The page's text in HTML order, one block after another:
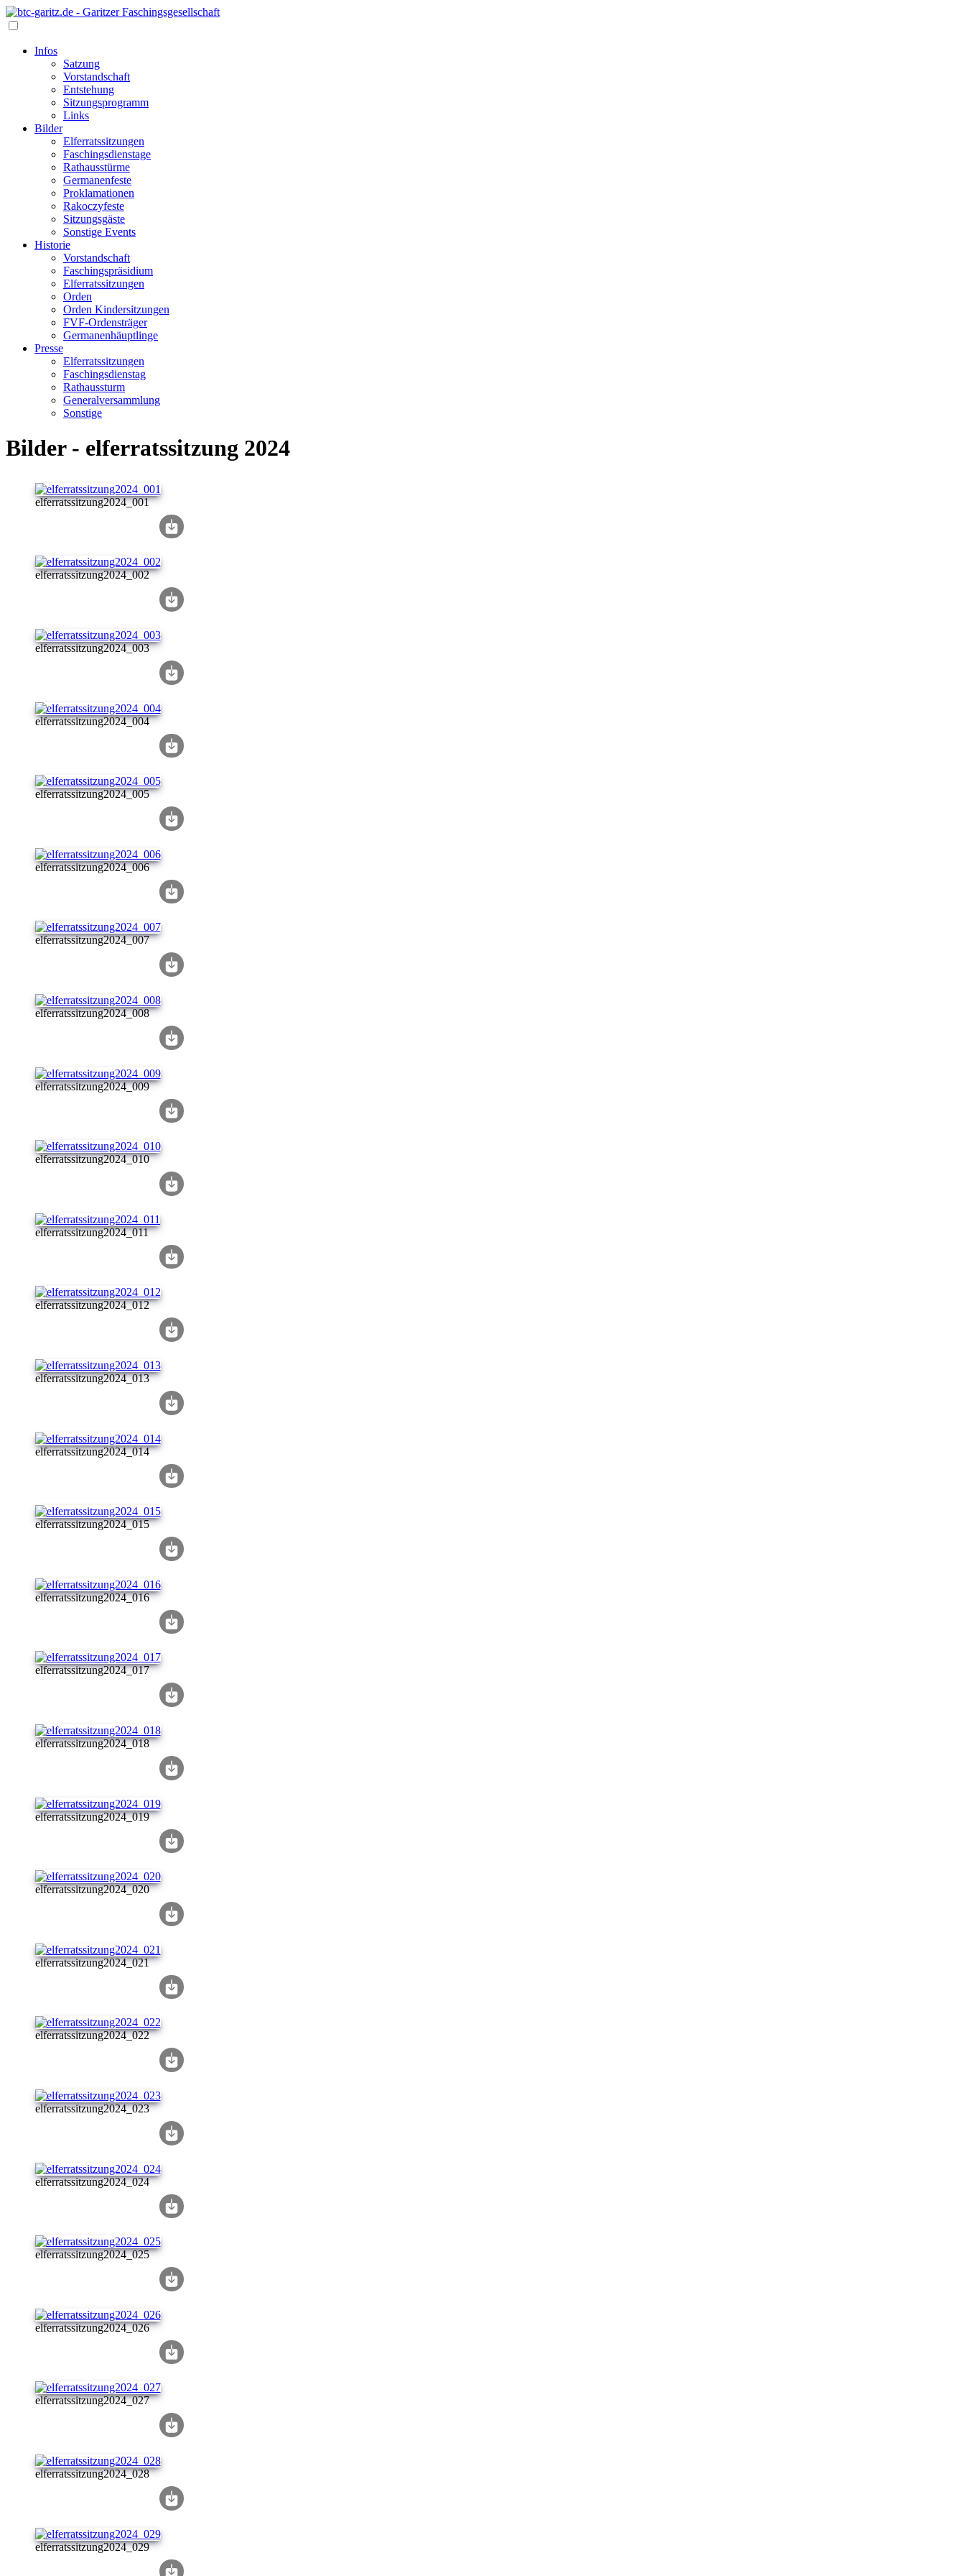
Infos
Satzung
Vorstandschaft
Entstehung
Sitzungsprogramm
Links
Bilder
Elferratssitzungen
Faschingsdienstage
Rathausstürme
Germanenfeste
Proklamationen
Rakoczyfeste
Sitzungsgäste
Sonstige Events
Historie
Vorstandschaft
Faschingspräsidium
Elferratssitzungen
Orden
Orden Kindersitzungen
FVF-Ordensträger
Germanenhäuptlinge
Presse
Elferratssitzungen
Faschingsdienstag
Rathaussturm
Generalversammlung
Sonstige
Bilder - elferratssitzung 2024
elferratssitzung2024_001
elferratssitzung2024_002
elferratssitzung2024_003
elferratssitzung2024_004
elferratssitzung2024_005
elferratssitzung2024_006
elferratssitzung2024_007
elferratssitzung2024_008
elferratssitzung2024_009
elferratssitzung2024_010
elferratssitzung2024_011
elferratssitzung2024_012
elferratssitzung2024_013
elferratssitzung2024_014
elferratssitzung2024_015
elferratssitzung2024_016
elferratssitzung2024_017
elferratssitzung2024_018
elferratssitzung2024_019
elferratssitzung2024_020
elferratssitzung2024_021
elferratssitzung2024_022
elferratssitzung2024_023
elferratssitzung2024_024
elferratssitzung2024_025
elferratssitzung2024_026
elferratssitzung2024_027
elferratssitzung2024_028
elferratssitzung2024_029